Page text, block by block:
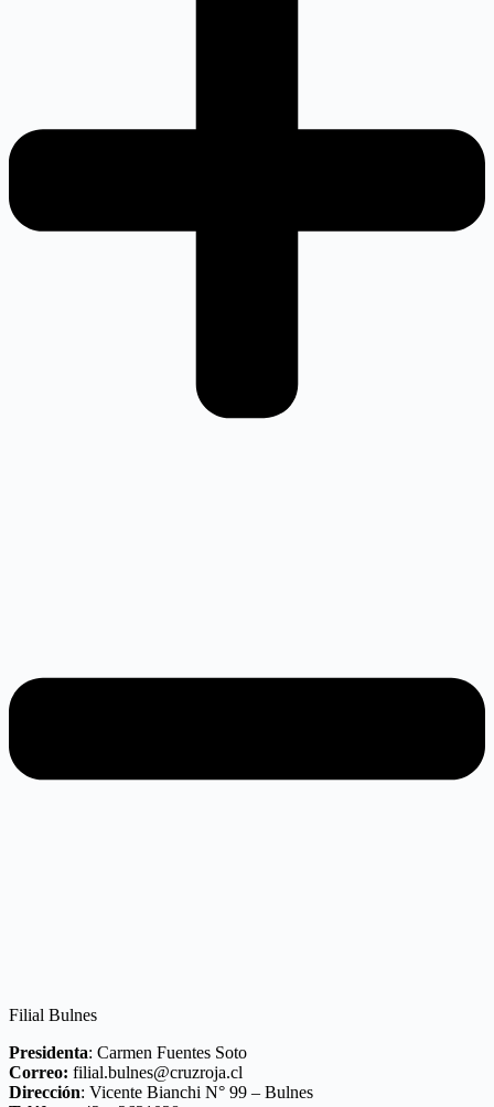
Filial Bulnes
Presidenta: Carmen Fuentes Soto
Correo: filial.bulnes@cruzroja.cl
Dirección: Vicente Bianchi N° 99 – Bulnes